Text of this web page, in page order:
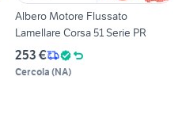
Albero Motore Flussato
Lamellare Corsa 51 Serie PR
253 €
Cercola (NA)